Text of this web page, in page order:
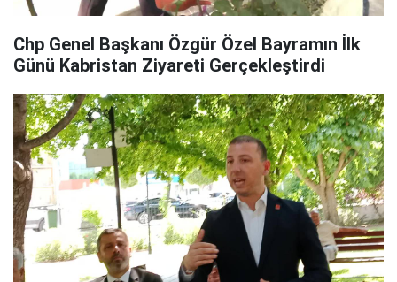
Chp Genel Başkanı Özgür Özel Bayramın İlk
Günü Kabristan Ziyareti Gerçekleştirdi